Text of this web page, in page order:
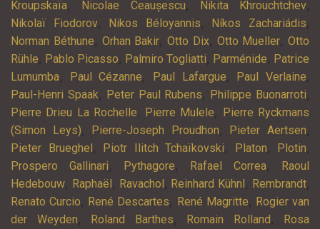
Kroupskaïa, Nicolae Ceaușescu, Nikita Khrouchtchev,
Nikolaï Fiodorov, Nikos Béloyannis, Níkos Zachariádis,
Norman Béthune, Orhan Bakir, Otto Dix, Otto Mueller, Otto
Rühle, Pablo Picasso, Palmiro Togliatti, Parménide, Patrice
Lumumba, Paul Cézanne, Paul Lafargue, Paul Verlaine,
Paul-Henri Spaak, Peter Paul Rubens, Philippe Buonarroti,
Pierre Drieu La Rochelle, Pierre Mulele,
Pierre Ryckmans
(Simon Leys), Pierre-Joseph Proudhon, Pieter Aertsen,
Pieter Brueghel , Piotr Ilitch Tchaïkovski, Platon, Plotin,
Prospero Gallinari, Pythagore, Rafael Correa,
Raoul
Hedebouw, Raphaël , Ravachol , Reinhard Kühnl , Rembrandt,
Renato Curcio, René Descartes, René Magritte, Rogier van
der Weyden, Roland Barthes, Romain Rolland ,
Rosa